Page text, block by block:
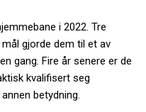
i 2022. Tre
gjorde dem til et av
gang. Fire år senere er de
kvalifisert seg
betydning.